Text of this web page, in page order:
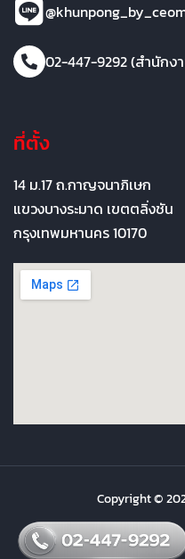
02-447-9292 (สำนักง
ที่ตั้ง
14 ม.17 ถ.กาญจนาภิเษก
แขวงบางระมาด เขตตลิ่งชัน
กรุงเทพมหานคร 10170
Copyright ©